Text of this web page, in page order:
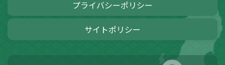
プライバシーポリシー
サイトポリシー